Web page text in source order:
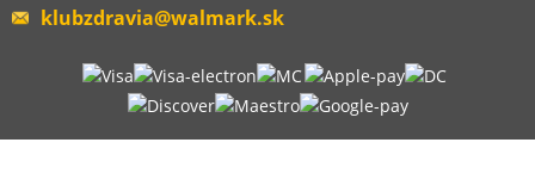
klubzdravia@walmark.sk